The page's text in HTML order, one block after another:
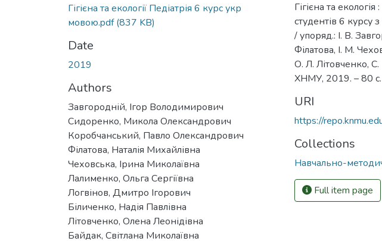
Гігієна та екології Педіатрія 6 курс укр
мовою.pdf(837 KB)
Date
2019
Authors
Завгородній, Ігор Володимирович
Сидоренко, Микола Олександрович
Коробчанський, Павло Олександрович
Філатова, Наталія Михайлівна
Чеховська, Ірина Миколаївна
Лалименко, Ольга Сергіївна
Логвінов, Дмитро Ігорович
Біличенко, Надія Павлівна
Літовченко, Олена Леонідівна
Байдак, Світлана Миколаївна
Гігієна та
студентів 6 курсу
/ упоряд.: І. В.
Філатова, І. М.
О. Л. Літовченко,
ХНМУ, 2019. – 80 с.
URI
https://
Collections
Навчально-
Full item page